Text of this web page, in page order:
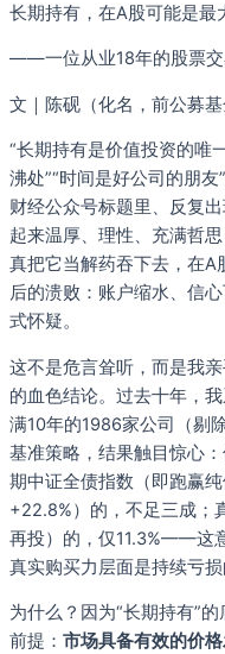
长期持有，在A股可能是最
——一位从业18年的股票交
文｜陈砚（化名，前公募
“长期持有是价值投资的唯
沸处”“时间是好公司的朋
财经公众号标题里、反复
起来温厚、理性、充满哲
真把它当解药吞下去，在A
后的溃败：账户缩水、信
式怀疑。
这不是危言耸听，而是我
的血色结论。过去十年，
满10年的1986家公司（剔
基准策略，结果触目惊心
期中证全债指数（即跑赢
+22.8%）的，不足三成；
再投）的，仅11.3%——这
真实购买力层面是持续亏损
为什么？因为“长期持有”
前提： 市场具备有效的价